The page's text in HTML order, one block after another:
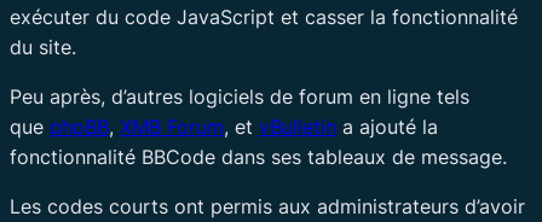
exécuter du code JavaScript et casser la fonctionnalité
du site.
Peu après, d’autres logiciels de forum en ligne tels
que phpBB, XMB Forum, et vBulletin a ajouté la
fonctionnalité BBCode dans ses tableaux de message.
Les codes courts ont permis aux administrateurs d’avoir